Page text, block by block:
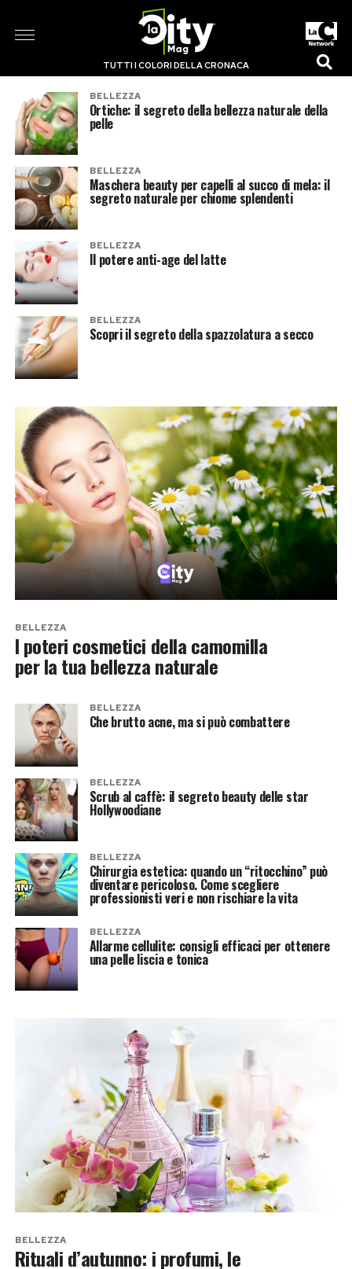
TUTTI I COLORI DELLA CRONACA
BELLEZZA
Ortiche: il segreto della bellezza naturale della
pelle
BELLEZZA
Maschera beauty per capelli al succo di mela: il
segreto naturale per chiome splendenti
BELLEZZA
Il potere anti-age del latte
BELLEZZA
Scopri il segreto della spazzolatura a secco
BELLEZZA
I poteri cosmetici della camomilla
per la tua bellezza naturale
BELLEZZA
Che brutto acne, ma si può combattere
BELLEZZA
Scrub al caffè: il segreto beauty delle star
Hollywoodiane
BELLEZZA
Chirurgia estetica: quando un “ritocchino” può
diventare pericoloso. Come scegliere
professionisti veri e non rischiare la vita
BELLEZZA
Allarme cellulite: consigli efficaci per ottenere
una pelle liscia e tonica
BELLEZZA
Rituali d’autunno: i profumi, le